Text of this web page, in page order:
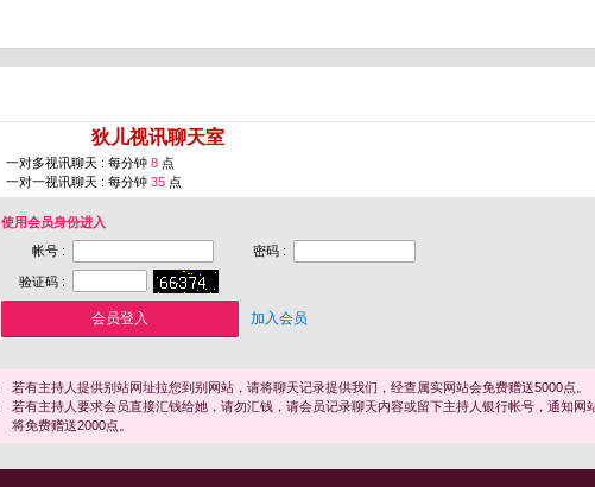
狄儿视讯聊天室
一对多视讯聊天 : 每分钟 8 点
一对一视讯聊天 : 每分钟 35 点
使用会员身份进入
帐号 :
密码 :
验证码 :
加入会员
若有主持人提供别站网址拉您到别网站，请将聊天记录提供我们，经查属实网站会免费赠送5000点。
若有主持人要求会员直接汇钱给她，请勿汇钱，请会员记录聊天内容或留下主持人银行帐号，通知网
将免费赠送2000点。